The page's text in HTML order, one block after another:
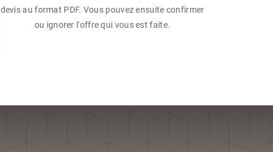
devis au format PDF. Vous pouvez ensuite confirmer
ou ignorer l'offre qui vous est faite.